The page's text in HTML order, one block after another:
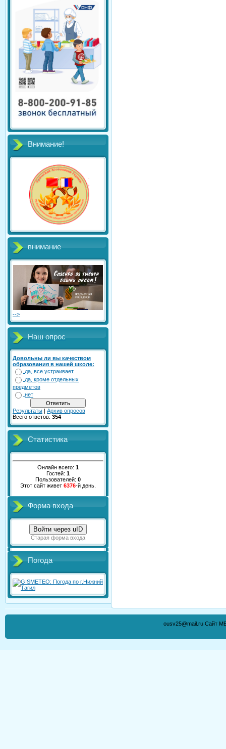
Внимание!
внимание
-->
Наш опрос
Довольны ли вы качеством
образования в нашей школе:
да, все устраивает
да, кроме отдельных
предметов
нет
Результаты | Архив опросов
Всего ответов: 354
Статистика
Онлайн всего: 1
Гостей: 1
Пользователей: 0
Этот сайт живет 6376-й день.
Форма входа
Войти через uID
Старая форма входа
Погода
ousv25@mail.ru Сайт